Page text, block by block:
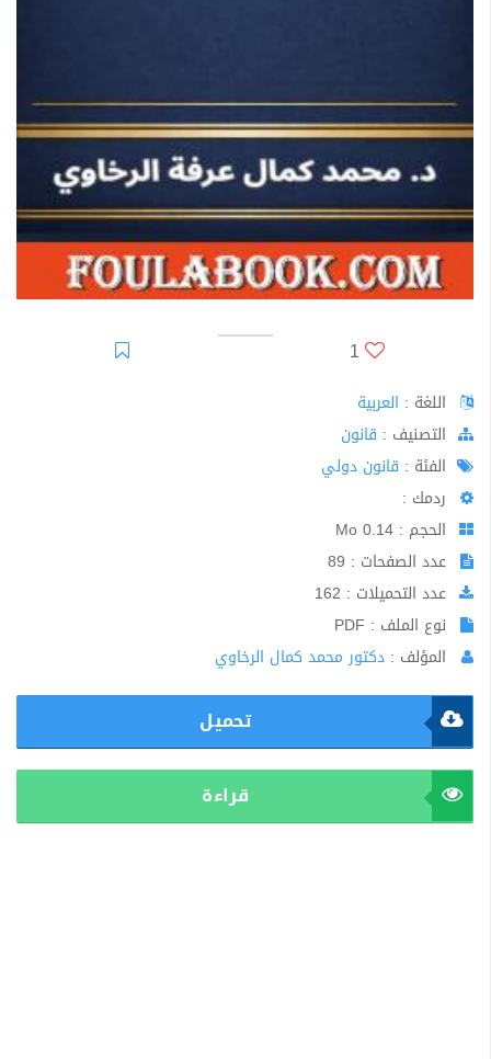
1
اللغة : العربية
اﻟﺘﺼﻨﻴﻒ : قانون
الفئة : قانون دولي
ردمك :
الحجم : 0.14 Mo
عدد الصفحات : 89
عدد التحميلات : 162
نوع الملف : PDF
المؤلف : دكتور محمد كمال الرخاوي
تحميل
قراءة